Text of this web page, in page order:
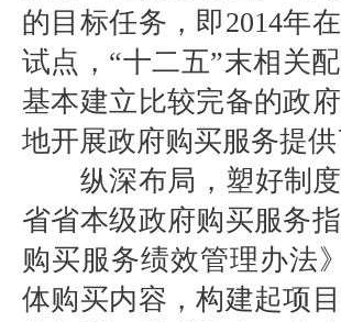
的目标任务，即2014年
试点，“十二五”末相关
基本建立比较完备的政
地开展政府购买服务提
纵深布局，塑好制度
省省本级政府购买服务
购买服务绩效管理办法
体购买内容，构建起项